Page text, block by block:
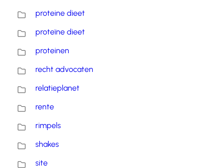
proteine dieet
proteïne dieet
proteinen
recht advocaten
relatieplanet
rente
rimpels
shakes
site